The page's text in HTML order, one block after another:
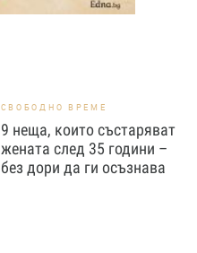
СВОБОДНО ВРЕМЕ
9 неща, които състаряват
жената след 35 години –
без дори да ги осъзнава